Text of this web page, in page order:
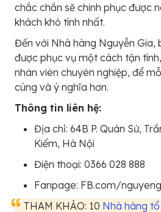
chắc chắn sẽ chinh phục được
khách khó tính nhất.
Đến với Nhà hàng Nguyễn Gia,
được phục vụ một cách tận
nhân viên chuyên nghiệp, để
cúng và ý nghĩa hơn.
Thông tin liên hệ:
Địa chỉ: 64B P. Quán Sứ,
Kiếm, Hà Nội
Điện thoại: 0366 028 888
Fanpage: FB.com/
THAM KHẢO: 10 Nhà hàng